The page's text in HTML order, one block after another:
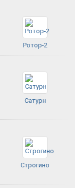
Ротор-2
Сатурн
Строгино